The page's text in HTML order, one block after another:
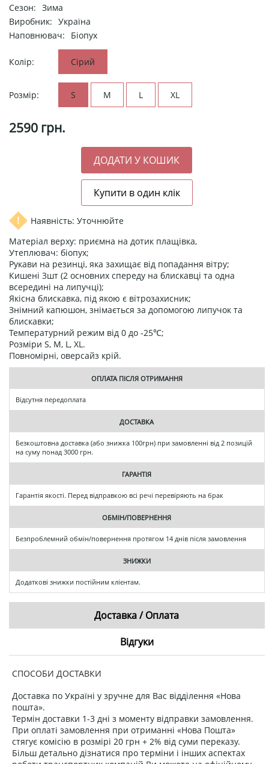
Сезон: Зима
Виробник: Україна
Наповнювач:
Біопух
Колір: Сірий
Розмір: S M L XL
2590 грн.
Наявність: Уточнюйте
Матеріал верху: приємна на дотик плащівка,
Утеплювач: біопух;
Рукави на резинці, яка захищає від попадання вітру;
Кишені 3шт (2 основних спереду на блискавці та одна
всередині на липучці);
Якісна блискавка, під якою є вітрозахисник;
Знімний капюшон, знімається за допомогою липучок та
блискавки;
Температурний режим від 0 до -25℃;
Розміри S, M, L, XL.
Повномірні, оверсайз крій.
ОПЛАТА ПІСЛЯ ОТРИМАННЯ
Відсутня передоплата
ДОСТАВКА
Безкоштовна доставка (або знижка 100грн) при замовленні від 2 позицій
на суму понад 3000 грн.
ГАРАНТІЯ
Гарантія якості. Перед відправкою всі речі перевіряють на брак
ОБМІН/ПОВЕРНЕННЯ
Безпроблемний обмін/повернення протягом 14 днів після замовлення
ЗНИЖКИ
Додаткові знижки постійним клієнтам.
Доставка / Оплата
Відгуки
СПОСОБИ ДОСТАВКИ
Доставка по Україні у зручне для Вас відділення «Нова
пошта».
Термін доставки 1-3 дні з моменту відправки замовлення.
При оплаті замовлення при отриманні «Нова Пошта»
стягує комісію в розмірі 20 грн + 2% від суми переказу.
Більш детально дізнатися про терміни і інших аспектах